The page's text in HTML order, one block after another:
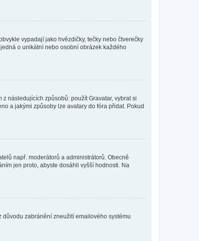
vypadají jako hvězdičky, tečky nebo čtverečky
o unikátní nebo osobní obrázek každého
z následujících způsobů: použít Gravatar, vybrat si
a jakými způsoby lze avatary do fóra přidat. Pokud
např. moderátorů a administrátorů. Obecně
jen proto, abyste dosáhli vyšší hodnosti. Na
zabránění zneužití emailového systému